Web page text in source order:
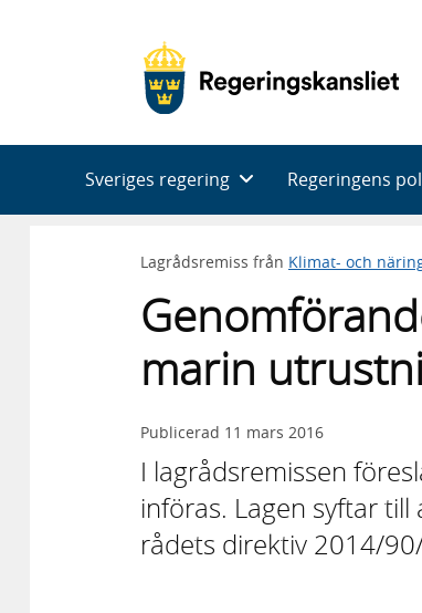
Sveriges regering Regeringens
Lagrådsremiss från Klimat- och
marin
Publicerad 11 mars 2016
I lagrådsremissen
införas. Lagen syftar
rådets direktiv 2014/